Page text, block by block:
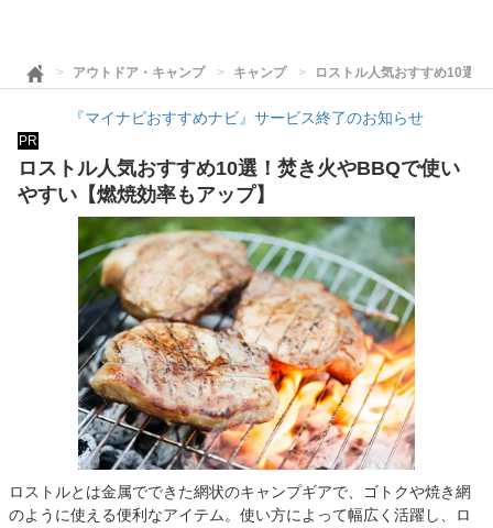
アウトドア・キャンプ キャンプ ロストル人気おすすめ10選
『マイナビおすすめナビ』サービス終了のお知らせ
PR
ロストル人気おすすめ10選！焚き火やBBQで使い
やすい【燃焼効率もアップ】
ロストルとは金属でできた網状のキャンプギアで、ゴトクや焼き網
のように使える便利なアイテム。使い方によって幅広く活躍し、ロ